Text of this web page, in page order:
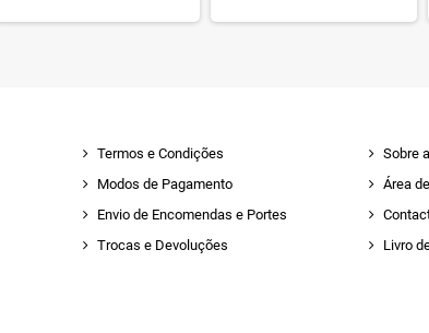
Termos e Condições
Modos de Pagamento
Envio de Encomendas e Portes
Trocas e Devoluções
Sobre
Área
Livro